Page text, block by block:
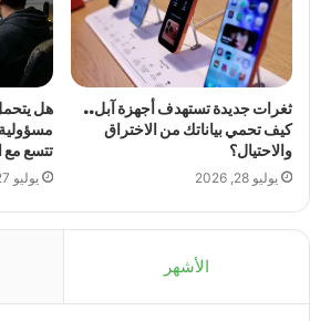
ثغرات جديدة تستهدف أجهزة آبل..
كيف تحمي بياناتك من الاختراق
والاحتيال؟
يوليو 28, 2026
هل
تتسع مع
يوليو 27, 2026
الأشهر